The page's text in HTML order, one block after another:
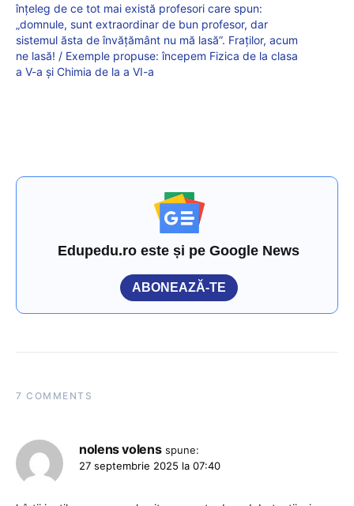
înțeleg de ce tot mai există profesori care spun:
„domnule, sunt extraordinar de bun profesor, dar
sistemul ăsta de învățământ nu mă lasă”. Fraților, acum
ne lasă! / Exemple propuse: începem Fizica de la clasa
a V-a și Chimia de la a VI-a
Edupedu.ro este și pe Google News
ABONEAZĂ-TE
7 COMMENTS
nolens volens spune:
27 septembrie 2025 la 07:40